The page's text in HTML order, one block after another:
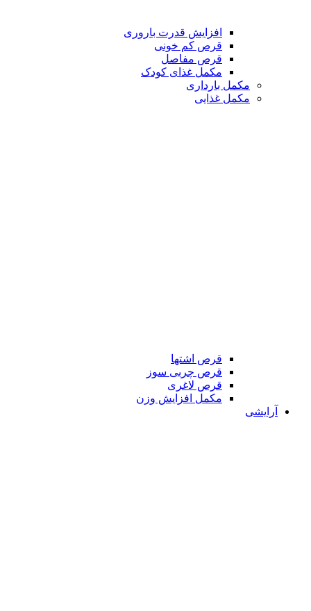
افزایش قدرت باروری
قرص کم خونی
قرص مفاصل
مکمل غذای کودک
مکمل بارداری
مکمل غذایی
قرص اشتها
قرص چربی سوز
قرص لاغری
مکمل افزایش وزن
آرایشی